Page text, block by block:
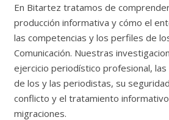
En Bitartez tratamos de
producción informativa y cómo el
las competencias y los perfiles de
Comunicación. Nuestras
ejercicio periodístico profesional,
de los y las periodistas, su
conflicto y el tratamiento
migraciones.